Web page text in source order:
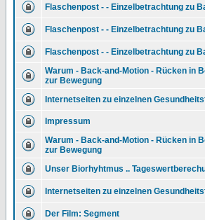
Flaschenpost - - Einzelbetrachtung zu
Flaschenpost - - Einzelbetrachtung zu
Flaschenpost - - Einzelbetrachtung zu
Warum - Back-and-Motion - Rücken in
zur Bewegung
Internetseiten zu einzelnen
Impressum
Warum - Back-and-Motion - Rücken in
zur Bewegung
Unser Biorhyhtmus ..
Internetseiten zu einzelnen
Der Film: Segment